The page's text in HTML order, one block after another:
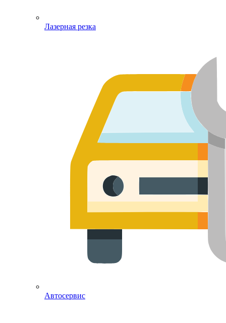
Лазерная резка
Автосервис